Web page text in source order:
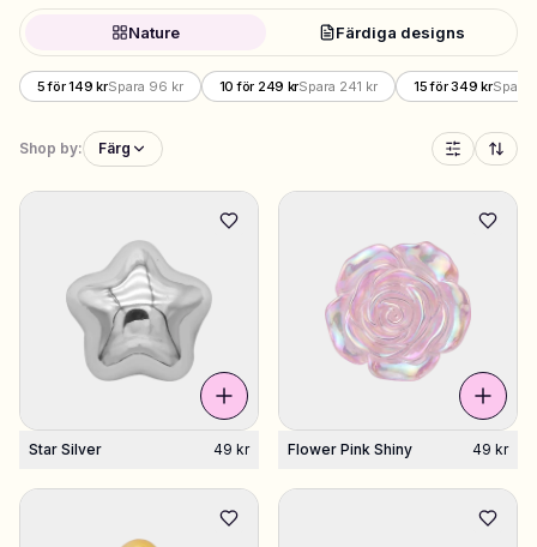
Designa Accessoarer
Mobilskal, väskor, laptops & mer
Välj och blanda – hundratals unika stick-ons
Designa Smycken
Halsband, armband, bag chains & mer
Shoppa Charms
Massor av berlocker. Hitta dina favoriter.
Nature Färdiga designs
5 för 149 krSpara 96 kr 10 för 249 krSpara 241 kr 15 för 349 krSpara
5 för 149 kr
Shop by: Färg
Star Silver 49 kr Flower Pink Shiny 49 kr